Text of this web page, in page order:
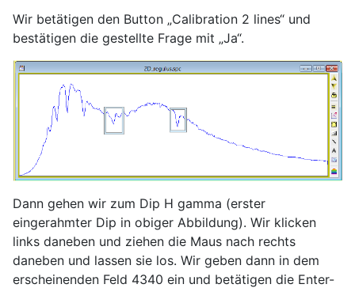
Wir betätigen den Button „Calibration 2 lines“ und
bestätigen die gestellte Frage mit „Ja“.
Dann gehen wir zum Dip H gamma (erster
eingerahmter Dip in obiger Abbildung). Wir klicken
links daneben und ziehen die Maus nach rechts
daneben und lassen sie los. Wir geben dann in dem
erscheinenden Feld 4340 ein und betätigen die Enter-